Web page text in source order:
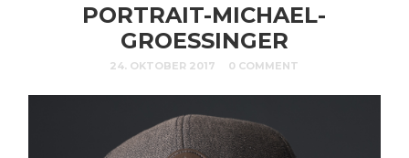
PORTRAIT-MICHAEL-
GROESSINGER
24. OKTOBER 2017 0 COMMENT